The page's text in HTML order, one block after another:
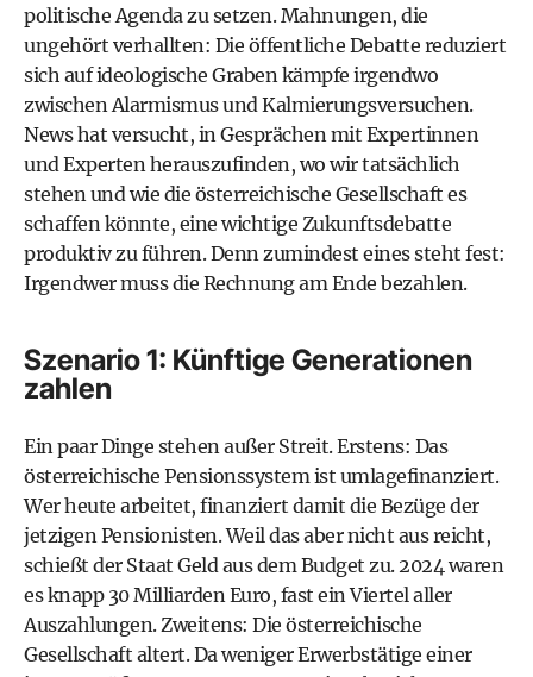
politische Agenda zu setzen. Mahnungen, die
ungehört verhallten: Die öffentliche Debatte reduziert
sich auf ideologische Graben kämpfe irgendwo
zwischen Alarmismus und Kalmierungsversuchen.
News hat versucht, in Gesprächen mit Expertinnen
und Experten herauszufinden, wo wir tatsächlich
stehen und wie die österreichische Gesellschaft es
schaffen könnte, eine wichtige Zukunftsdebatte
produktiv zu führen. Denn zumindest eines steht fest:
Irgendwer muss die Rechnung am Ende bezahlen.
Szenario 1: Künftige Generationen
zahlen
Ein paar Dinge stehen außer Streit. Erstens: Das
österreichische Pensionssystem ist umlagefinanziert.
Wer heute arbeitet, finanziert damit die Bezüge der
jetzigen Pensionisten. Weil das aber nicht aus reicht,
schießt der Staat Geld aus dem Budget zu. 2024 waren
es knapp 30 Milliarden Euro, fast ein Viertel aller
Auszahlungen. Zweitens: Die österreichische
Gesellschaft altert. Da weniger Erwerbstätige einer